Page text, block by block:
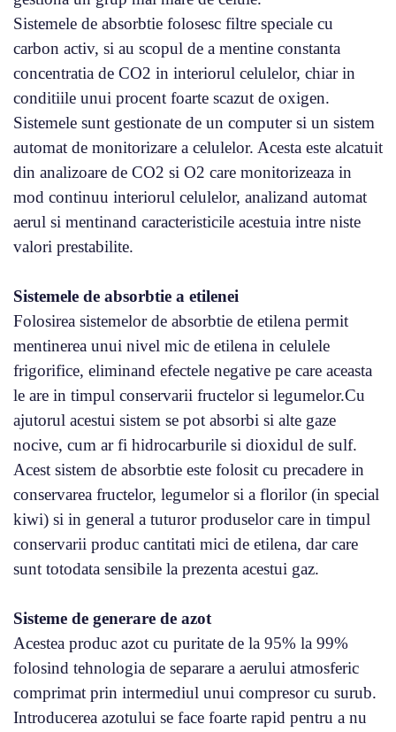
Sistemele de absorbtie folosesc filtre speciale cu
carbon activ, si au scopul de a mentine constanta
concentratia de CO2 in interiorul celulelor, chiar in
conditiile unui procent foarte scazut de oxigen.
Sistemele sunt gestionate de un computer si un sistem
automat de monitorizare a celulelor. Acesta este alcatuit
din analizoare de CO2 si O2 care monitorizeaza in
mod continuu interiorul celulelor, analizand automat
aerul si mentinand caracteristicile acestuia intre niste
valori prestabilite.
Sistemele de absorbtie a etilenei
Folosirea sistemelor de absorbtie de etilena permit
mentinerea unui nivel mic de etilena in celulele
frigorifice, eliminand efectele negative pe care aceasta
le are in timpul conservarii fructelor si legumelor.Cu
ajutorul acestui sistem se pot absorbi si alte gaze
nocive, cum ar fi hidrocarburile si dioxidul de sulf.
Acest sistem de absorbtie este folosit cu precadere in
conservarea fructelor, legumelor si a florilor (in special
kiwi) si in general a tuturor produselor care in timpul
conservarii produc cantitati mici de etilena, dar care
sunt totodata sensibile la prezenta acestui gaz.
Sisteme de generare de azot
Acestea produc azot cu puritate de la 95% la 99%
folosind tehnologia de separare a aerului atmosferic
comprimat prin intermediul unui compresor cu surub.
Introducerea azotului se face foarte rapid pentru a nu